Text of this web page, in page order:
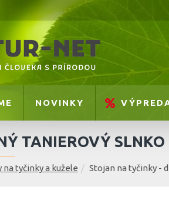
NOVINKY
na tyčinky a kužele Stojan na tyčinky -
TANIEROVÝ SLNKO